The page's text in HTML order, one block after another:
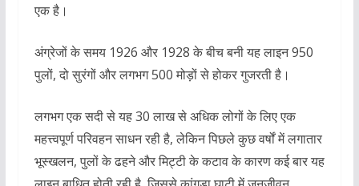
एक है।
अंग्रेजों के समय 1926 और 1928 के बीच बनी यह लाइन 950
पुलों, दो सुरंगों और लगभग 500 मोड़ों से होकर गुजरती है।
लगभग एक सदी से यह 30 लाख से अधिक लोगों के लिए एक
महत्त्वपूर्ण परिवहन साधन रही है, लेकिन पिछले कुछ वर्षों में लगातार
भूस्खलन, पुलों के ढहने और मिट्टी के कटाव के कारण कई बार यह